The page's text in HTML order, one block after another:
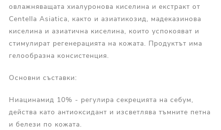
овлажняващата хиалуронова киселина и екстракт от
Centella Asiatica, както и азиатикозид, мадеказинова
киселина и азиатична киселина, които успокояват и
стимулират регенерацията на кожата. Продуктът има
гелообразна консистенция.
Основни съставки:
Ниацинамид 10% - регулира секрецията на себум,
действа като антиоксидант и изсветлява тъмните петна
и белези по кожата.